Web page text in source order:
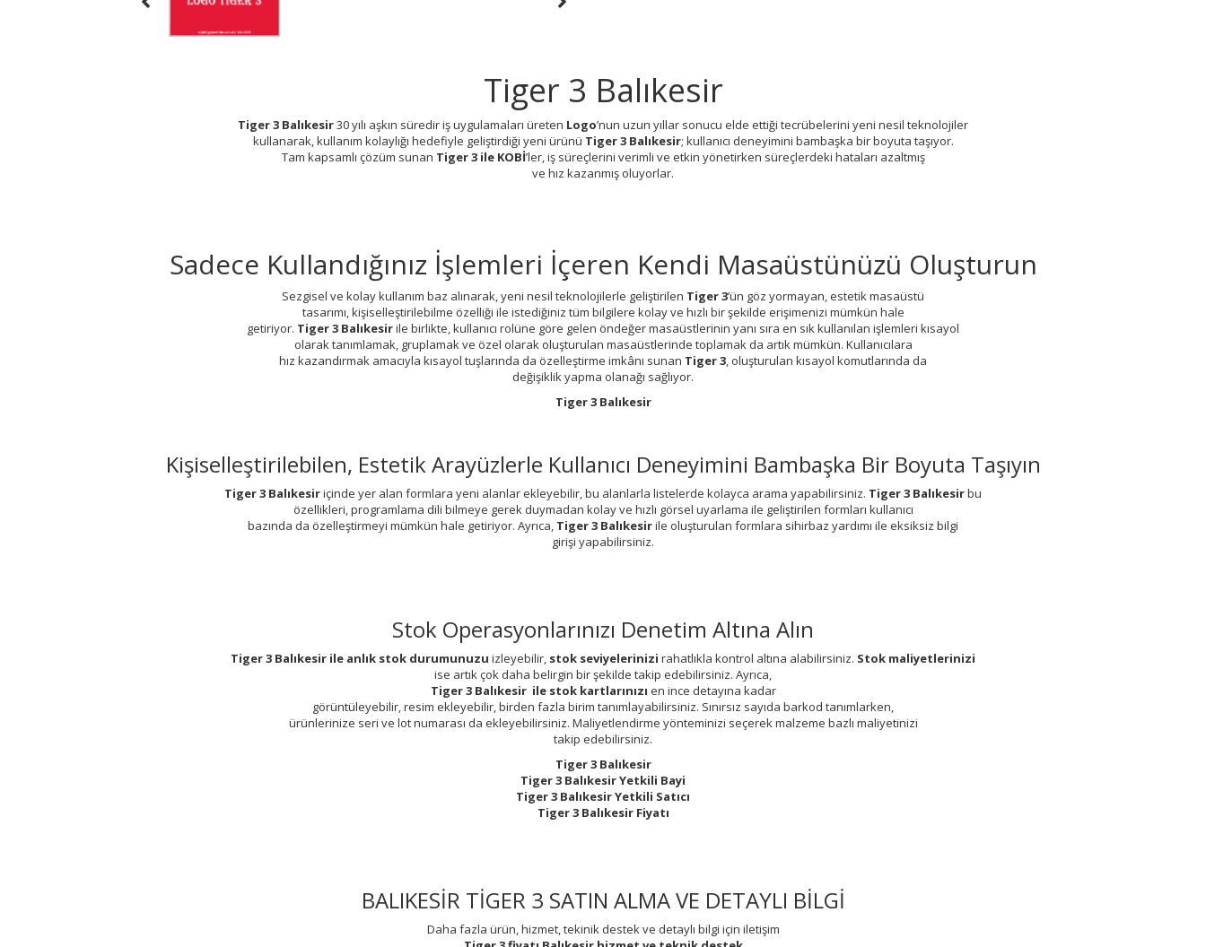
Tiger 3 Balıkesir
Tiger 3 Balıkesir30 yılı aşkın süredir iş uygulamaları üreten Logo’nun uzun yıllar sonucu elde ettiği tecrübelerini yeni nesil teknolojiler
kullanarak, kullanım kolaylığı hedefiyle geliştirdiği yeni ürünü Tiger 3 Balıkesir; kullanıcı deneyimini bambaşka bir boyuta taşıyor.
Tam kapsamlı çözüm sunan Tiger 3 ile KOBİ’ler, iş süreçlerini verimli ve etkin yönetirken süreçlerdeki hataları azaltmış
ve hız kazanmış oluyorlar.
Sadece Kullandığınız İşlemleri İçeren Kendi Masaüstünüzü Oluşturun
Sezgisel ve kolay kullanım baz alınarak, yeni nesil teknolojilerle geliştirilen Tiger 3’ün göz yormayan, estetik masaüstü
tasarımı, kişiselleştirilebilme özelliği ile istediğiniz tüm bilgilere kolay ve hızlı bir şekilde erişimenizi mümkün hale
getiriyor. Tiger 3 Balıkesirile birlikte, kullanıcı rolüne göre gelen öndeğer masaüstlerinin yanı sıra en sık kullanılan işlemleri kısayol
olarak tanımlamak, gruplamak ve özel olarak oluşturulan masaüstlerinde toplamak da artık mümkün. Kullanıcılara
hız kazandırmak amacıyla kısayol tuşlarında da özelleştirme imkânı sunan Tiger 3, oluşturulan kısayol komutlarında da
değişiklik yapma olanağı sağlıyor.
Tiger 3 Balıkesir
Kişiselleştirilebilen, Estetik Arayüzlerle Kullanıcı Deneyimini Bambaşka Bir Boyuta Taşıyın
Tiger 3 Balıkesiriçinde yer alan formlara yeni alanlar ekleyebilir, bu alanlarla listelerde kolayca arama yapabilirsiniz. Tiger 3 Balıkesirbu
özellikleri, programlama dili bilmeye gerek duymadan kolay ve hızlı görsel uyarlama ile geliştirilen formları kullanıcı
bazında da özelleştirmeyi mümkün hale getiriyor. Ayrıca, Tiger 3 Balıkesirile oluşturulan formlara sihirbaz yardımı ile eksiksiz bilgi
girişi yapabilirsiniz.
Stok Operasyonlarınızı Denetim Altına Alın
Tiger 3 Balıkesir ile anlık stok durumunuzu izleyebilir, stok seviyelerinizi rahatlıkla kontrol altına alabilirsiniz. Stok maliyetlerinizi
ise artık çok daha belirgin bir şekilde takip edebilirsiniz. Ayrıca,
Tiger 3 Balıkesir ile stok kartlarınızı en ince detayına kadar
görüntüleyebilir, resim ekleyebilir, birden fazla birim tanımlayabilirsiniz. Sınırsız sayıda barkod tanımlarken,
ürünlerinize seri ve lot numarası da ekleyebilirsiniz. Maliyetlendirme yönteminizi seçerek malzeme bazlı maliyetinizi
takip edebilirsiniz.
Tiger 3 Balıkesir
Tiger 3 Balıkesir Yetkili Bayi
Tiger 3 Balıkesir Yetkili Satıcı
Tiger 3 Balıkesir Fiyatı
BALIKESİR TİGER 3 SATIN ALMA VE DETAYLI BİLGİ
Daha fazla ürün, hizmet, tekinik destek ve detaylı bilgi için iletişim